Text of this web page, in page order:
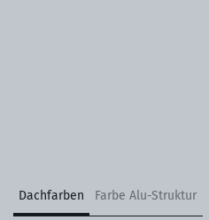
Dachfarben Farbe Alu-Struktur